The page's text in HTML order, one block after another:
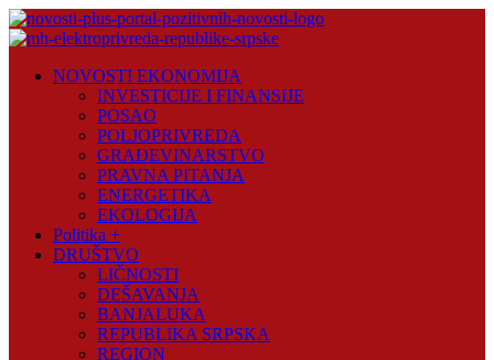
Skip
to
Plus
NOVOSTI EKONOMIJA
INVESTICIJE I FINANSIJE
POSAO
POLJOPRIVREDA
GRAĐEVINARSTVO
PRAVNA PITANJA
ENERGETIKA
EKOLOGIJA
Politika +
DRUŠTVO
LIČNOSTI
DEŠAVANJA
BANJALUKA
REPUBLIKA SRPSKA
REGION